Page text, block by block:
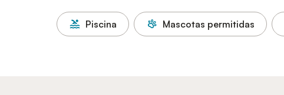
Piscina Mascotas permitidas